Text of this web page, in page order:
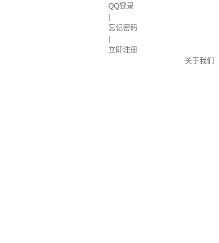
QQ登录
忘记密码
立即注册
关于我们